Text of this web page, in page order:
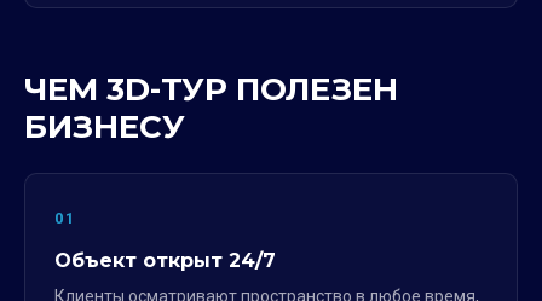
ЧЕМ 3D-ТУР ПОЛЕЗЕН
БИЗНЕСУ
01
Объект открыт 24/7
Клиенты осматривают пространство в любое время,